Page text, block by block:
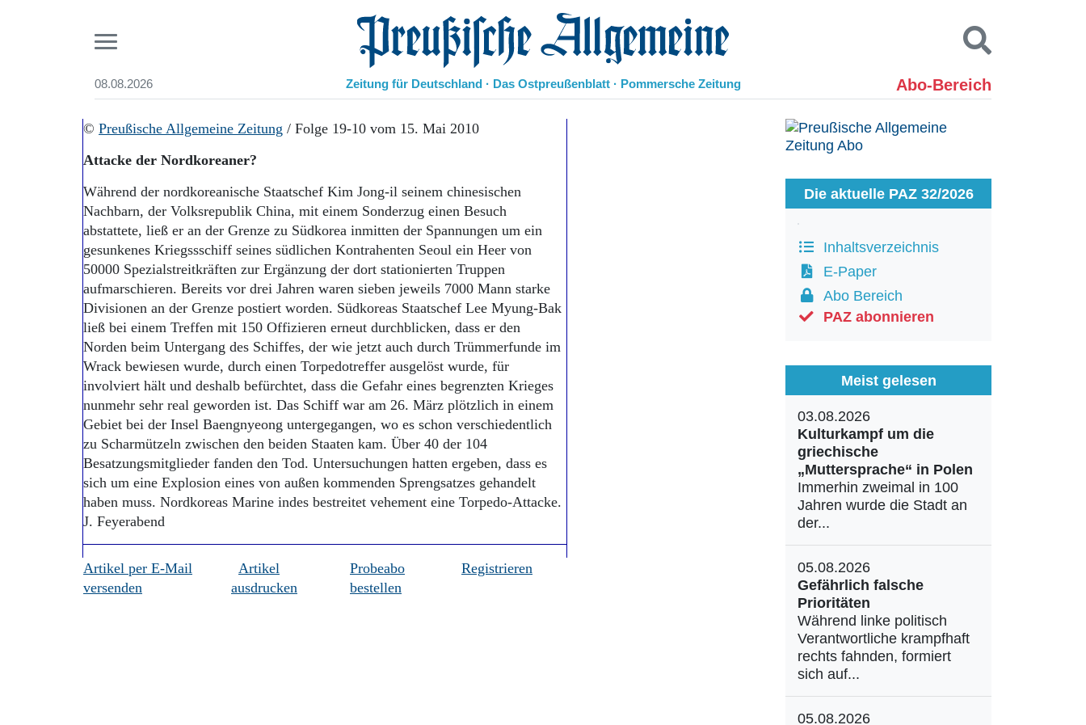
08.08.2026 Preußische Allgemeine Zeitung
Zeitung für Deutschland · Das Ostpreußenblatt · Pommersche Zeitung Abo-Bereich
Start
Aktuelle Ausgabe
Abonnent werden
Abo Prämien
Archiv
Mediadaten
Gesellschaft
Geschichte
Ostpreußen
Berlin-Brandenburg
Schlesien
Danzig und Westpreußen
Bücher
Kontakt
Suchen und finden
© Preußische Allgemeine Zeitung / Folge 19-10 vom 15. Mai 2010
Attacke der Nordkoreaner?
Während der nordkoreanische Staatschef Kim Jong-il seinem chinesischen
Nachbarn, der Volksrepublik China, mit einem Sonderzug einen Besuch
abstattete, ließ er an der Grenze zu Südkorea inmitten der Spannungen um ein
gesunkenes Kriegssschiff seines südlichen Kontrahenten Seoul ein Heer von
50000 Spezialstreitkräften zur Ergänzung der dort stationierten Truppen
aufmarschieren. Bereits vor drei Jahren waren sieben jeweils 7000 Mann starke
Divisionen an der Grenze postiert worden. Südkoreas Staatschef Lee Myung-Bak
ließ bei einem Treffen mit 150 Offizieren erneut durchblicken, dass er den
Norden beim Untergang des Schiffes, der wie jetzt auch durch Trümmerfunde im
Wrack bewiesen wurde, durch einen Torpedotreffer ausgelöst wurde, für
involviert hält und deshalb befürchtet, dass die Gefahr eines begrenzten Krieges
nunmehr sehr real geworden ist. Das Schiff war am 26. März plötzlich in einem
Gebiet bei der Insel Baengnyeong untergegangen, wo es schon verschiedentlich
zu Scharmützeln zwischen den beiden Staaten kam. Über 40 der 104
Besatzungsmitglieder fanden den Tod. Untersuchungen hatten ergeben, dass es
sich um eine Explosion eines von außen kommenden Sprengsatzes gehandelt
haben muss. Nordkoreas Marine indes bestreitet vehement eine Torpedo-Attacke.
J. Feyerabend
Artikel per E-Mail
versenden
Artikel
ausdrucken
Probeabo
bestellen
Registrieren
Die aktuelle PAZ 32/2026
Inhaltsverzeichnis
E-Paper
Abo Bereich
PAZ abonnieren
Meist gelesen
03.08.2026
Kulturkampf um die
griechische
„Muttersprache“ in Polen
Immerhin zweimal in 100
Jahren wurde die Stadt an
der...
05.08.2026
Gefährlich falsche
Prioritäten
Während linke politisch
Verantwortliche krampfhaft
rechts fahnden, formiert
sich auf...
05.08.2026